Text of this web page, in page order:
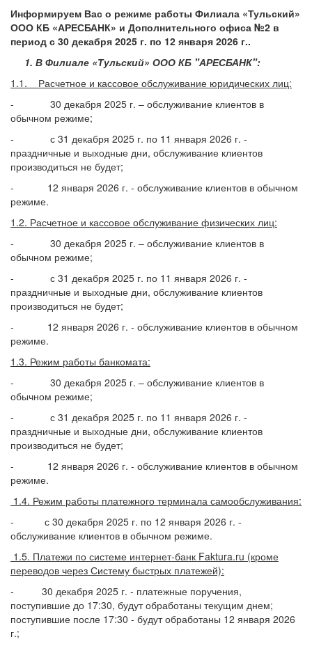
Информируем Вас о режиме работы Филиала «Тульский»
ООО КБ «АРЕСБАНК» и Дополнительного офиса №2 в
период с 30 декабря 2025 г. по 12 января 2026 г..
1. В Филиале «Тульский» ООО КБ "АРЕСБАНК":
1.1. Расчетное и кассовое обслуживание юридических лиц:
- 30 декабря 2025 г. – обслуживание клиентов в
обычном режиме;
- с 31 декабря 2025 г. по 11 января 2026 г. -
праздничные и выходные дни, обслуживание клиентов
производиться не будет;
- 12 января 2026 г. - обслуживание клиентов в обычном
режиме.
1.2. Расчетное и кассовое обслуживание физических лиц:
- 30 декабря 2025 г. – обслуживание клиентов в
обычном режиме;
- с 31 декабря 2025 г. по 11 января 2026 г. -
праздничные и выходные дни, обслуживание клиентов
производиться не будет;
- 12 января 2026 г. - обслуживание клиентов в обычном
режиме.
1.3. Режим работы банкомата:
- 30 декабря 2025 г. – обслуживание клиентов в
обычном режиме;
- с 31 декабря 2025 г. по 11 января 2026 г. -
праздничные и выходные дни, обслуживание клиентов
производиться не будет;
- 12 января 2026 г. - обслуживание клиентов в обычном
режиме.
1.4. Режим работы платежного терминала самообслуживания:
- с 30 декабря 2025 г. по 12 января 2026 г. -
обслуживание клиентов в обычном режиме.
1.5. Платежи по системе интернет-банк Faktura.ru (кроме
переводов через Систему быстрых платежей):
- 30 декабря 2025 г. - платежные поручения,
поступившие до 17:30, будут обработаны текущим днем;
поступившие после 17:30 - будут обработаны 12 января 2026
г.;